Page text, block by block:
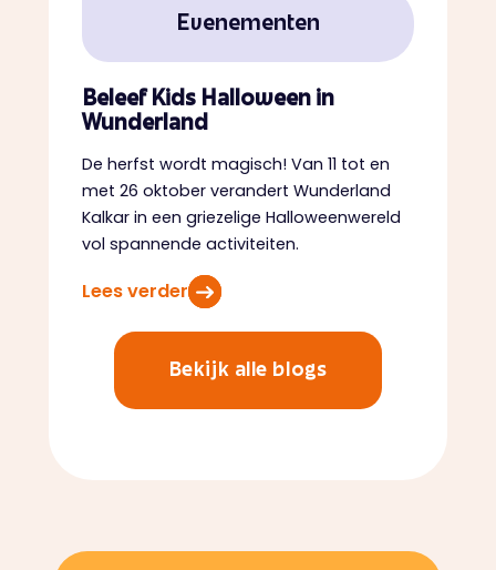
Evenementen
Beleef Kids Halloween in
Wunderland
De herfst wordt magisch! Van 11 tot en
met 26 oktober verandert Wunderland
Kalkar in een griezelige Halloweenwereld
vol spannende activiteiten.
Lees verder
Bekijk alle blogs